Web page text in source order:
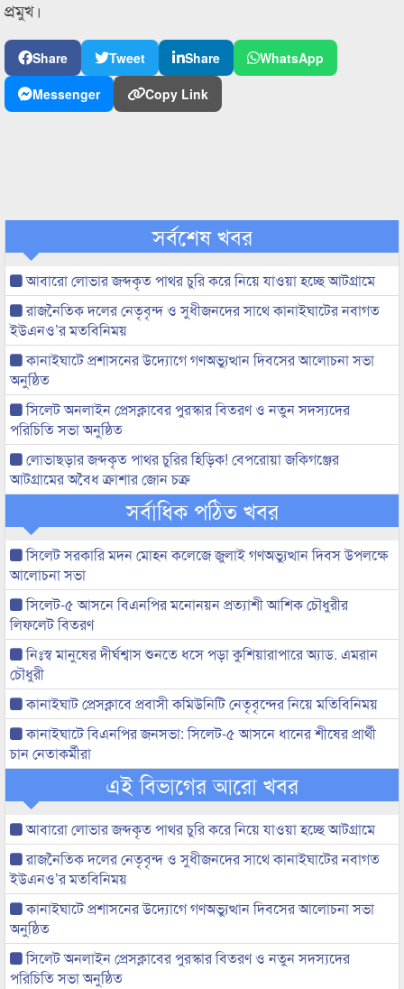
প্রমুখ।
Share Tweet Share
WhatsApp
Messenger
Copy Link
সর্বশেষ খবর
আবারো লোভার জব্দকৃত পাথর চুরি করে নিয়ে যাওয়া হচ্ছে আটগ্রামে
রাজনৈতিক দলের নেতৃবৃন্দ ও সুধীজনদের সাথে কানাইঘাটের নবাগত
ইউএনও’র মতবিনিময়
কানাইঘাটে প্রশাসনের উদ্যোগে গণঅভ্যুত্থান দিবসের আলোচনা সভা
অনুষ্ঠিত
সিলেট অনলাইন প্রেসক্লাবের পুরস্কার বিতরণ ও নতুন সদস্যদের
পরিচিতি সভা অনুষ্ঠিত
লোভাছড়ার জব্দকৃত পাথর চুরির হিড়িক! বেপরোয়া জকিগঞ্জের
আটগ্রামের অবৈধ ক্রাশার জোন চক্র
সর্বাধিক পঠিত খবর
সিলেট সরকারি মদন মোহন কলেজে জুলাই গণঅভ্যুত্থান দিবস উপলক্ষে
আলোচনা সভা
সিলেট-৫ আসনে বিএনপির মনোনয়ন প্রত্যাশী আশিক চৌধুরীর
লিফলেট বিতরণ
নিঃস্ব মানুষের দীর্ঘশ্বাস শুনতে ধসে পড়া কুশিয়ারাপারে অ্যাড. এমরান
চৌধুরী
কানাইঘাট প্রেসক্লাবে প্রবাসী কমিউনিটি নেতৃবৃন্দের নিয়ে মতিবিনিময়
কানাইঘাটে বিএনপির জনসভা: সিলেট-৫ আসনে ধানের শীষের প্রার্থী
চান নেতাকর্মীরা
এই বিভাগের আরো খবর
আবারো লোভার জব্দকৃত পাথর চুরি করে নিয়ে যাওয়া হচ্ছে আটগ্রামে
রাজনৈতিক দলের নেতৃবৃন্দ ও সুধীজনদের সাথে কানাইঘাটের নবাগত
ইউএনও’র মতবিনিময়
কানাইঘাটে প্রশাসনের উদ্যোগে গণঅভ্যুত্থান দিবসের আলোচনা সভা
অনুষ্ঠিত
সিলেট অনলাইন প্রেসক্লাবের পুরস্কার বিতরণ ও নতুন সদস্যদের
পরিচিতি সভা অনুষ্ঠিত